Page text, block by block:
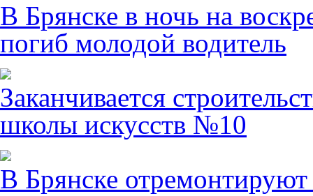
В Брянске в ночь на
погиб молодой водитель
Заканчивается
школы искусств №10
В Брянске